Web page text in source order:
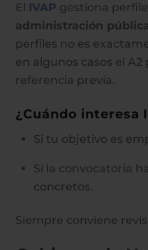
El IVAP gestiona
administración
perfiles no es
en algunos casos el
referencia previa.
¿Cuándo interesa
Si tu objetivo es
Si la convocatoria
concretos.
Siempre conviene